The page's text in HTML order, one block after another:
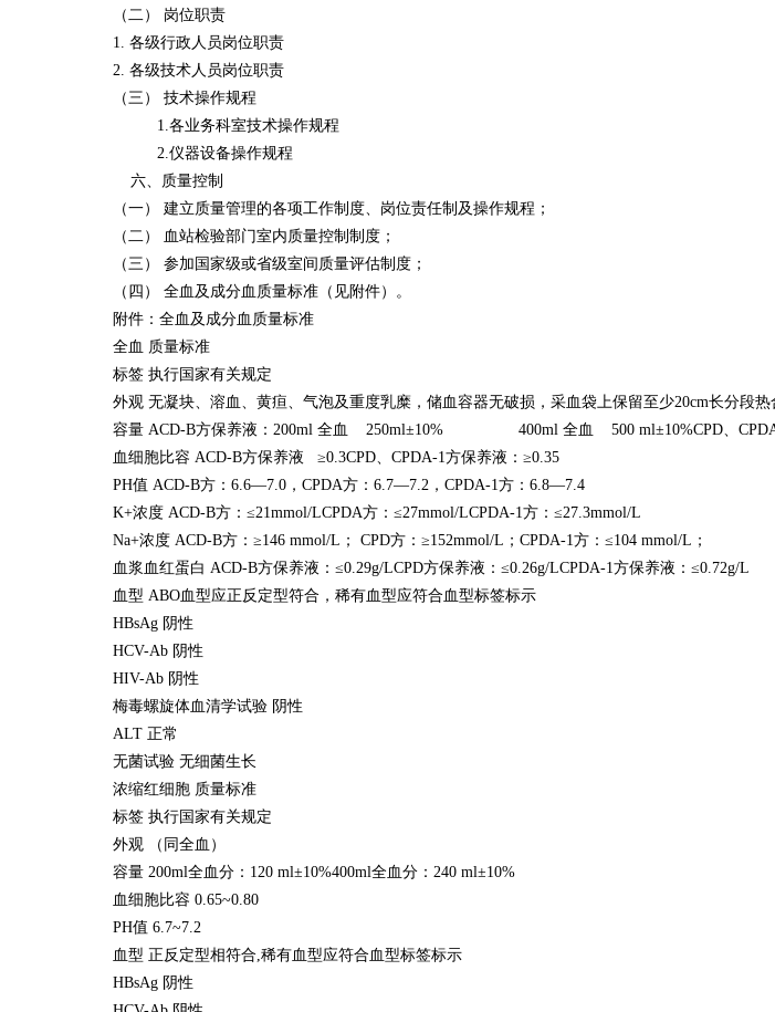
（二） 岗位职责
1. 各级行政人员岗位职责
2. 各级技术人员岗位职责
（三） 技术操作规程
1.各业务科室技术操作规程
2.仪器设备操作规程
六、质量控制
（一） 建立质量管理的各项工作制度、岗位责任制及操作规程；
（二） 血站检验部门室内质量控制制度；
（三） 参加国家级或省级室间质量评估制度；
（四） 全血及成分血质量标准（见附件）。
附件：全血及成分血质量标准
全血 质量标准
标签 执行国家有关规定
外观 无凝块、溶血、黄疸、气泡及重度乳糜，储血容器无破损，采血袋上保留至少20cm长分段热
容量 ACD-B方保养液：200ml 全血 250ml±10% 400ml 全血 500 ml±10%CPD、
血细胞比容 ACD-B方保养液 ≥0.3CPD、CPDA-1方保养液：≥0.35
PH值 ACD-B方：6.6—7.0，CPDA方：6.7—7.2，CPDA-1方：6.8—7.4
K+浓度 ACD-B方：≤21mmol/LCPDA方：≤27mmol/LCPDA-1方：≤27.3mmol/L
Na+浓度 ACD-B方：≥146 mmol/L； CPD方：≥152mmol/L；CPDA-1方：≤104 mmol/L；
血浆血红蛋白 ACD-B方保养液：≤0.29g/LCPD方保养液：≤0.26g/LCPDA-1方保养液：≤0.72g/L
血型 ABO血型应正反定型符合，稀有血型应符合血型标签标示
HBsAg 阴性
HCV-Ab 阴性
HIV-Ab 阴性
梅毒螺旋体血清学试验 阴性
ALT 正常
无菌试验 无细菌生长
浓缩红细胞 质量标准
标签 执行国家有关规定
外观 （同全血）
容量 200ml全血分：120 ml±10%400ml全血分：240 ml±10%
血细胞比容 0.65~0.80
PH值 6.7~7.2
血型 正反定型相符合,稀有血型应符合血型标签标示
HBsAg 阴性